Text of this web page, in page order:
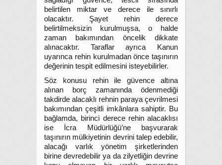
belirtilen miktar ve derece ile sınırlı
olacaktır. Şayet rehin derece
belirtilmeksizin kurulmuşsa, o halde
zaman bakımından öncelik dikkate
alınacaktır. Taraflar ayrıca Kanun
uyarınca rehin kurulmadan önce taşınırın
değerinin tespit edilmesini isteyebilirler.
Söz konusu rehin ile güvence altına
alınan borç zamanında ödenmediği
takdirde alacaklı rehnin paraya çevrilmesi
bakımından çeşitli imkânlara sahiptir. Bu
bağlamda, birinci derece rehin alacaklısı
ise İcra Müdürlüğü’ne başvurarak
taşınırın mülkiyetinin devrini talep edebilir,
alacağı varlık yönetim şirketlerinden
birine devredebilir ya da zilyetliğin devrine